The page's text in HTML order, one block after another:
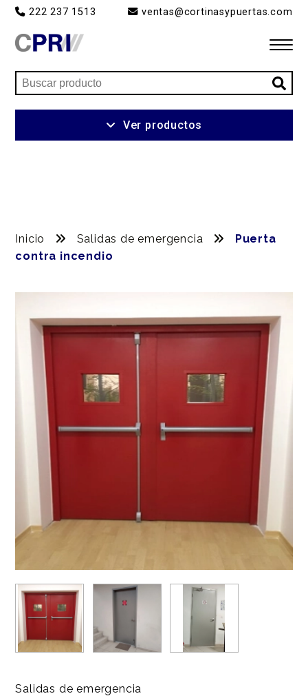
222 237 1513 ventas@cortinasypuertas.com
Productos
Nosotros
Contacto
Ver productos
Inicio Salidas de emergencia
Puerta
contra incendio
Salidas de emergencia